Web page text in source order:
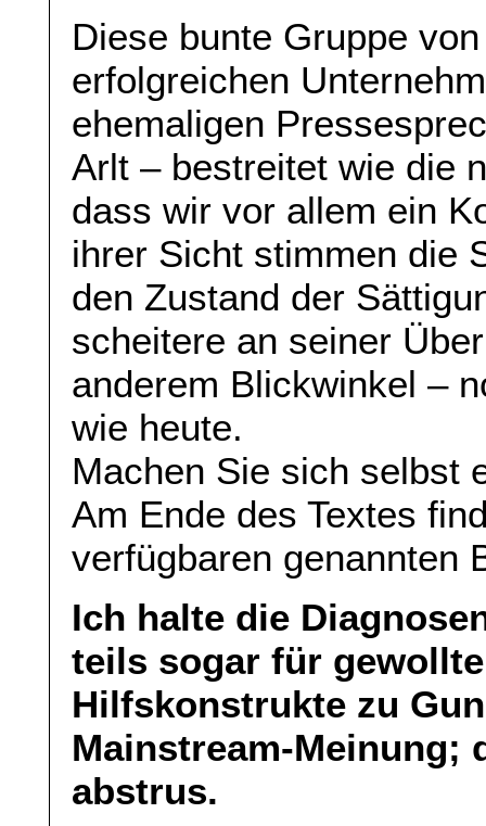
Diese bunte Gruppe
erfolgreichen
ehemaligen
Arlt – bestreitet wie die
dass wir vor allem ein
ihrer Sicht stimmen die
den Zustand der
scheitere an seiner
anderem Blickwinkel –
wie heute.
Machen Sie sich selbst
Am Ende des Textes
verfügbaren genannten
Ich halte die
teils sogar für
Hilfskonstrukte zu
Mainstream-Meinung;
abstrus.